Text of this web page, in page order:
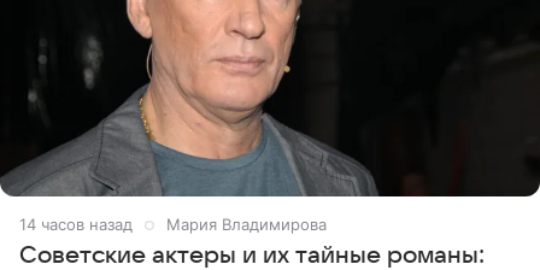
14 часов назад Мария Владимирова
Советские актеры и их тайные романы: